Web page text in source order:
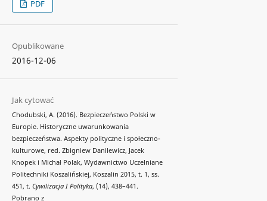
PDF
Opublikowane
2016-12-06
Jak cytować
Chodubski, A. (2016). Bezpieczeństwo Polski w
Europie. Historyczne uwarunkowania
bezpieczeństwa. Aspekty polityczne i społeczno-
kulturowe, red. Zbigniew Danilewicz, Jacek
Knopek i Michał Polak, Wydawnictwo Uczelniane
Politechniki Koszalińskiej, Koszalin 2015, t. 1, ss.
451, t. Cywilizacja I Polityka, (14), 438–441.
Pobrano z